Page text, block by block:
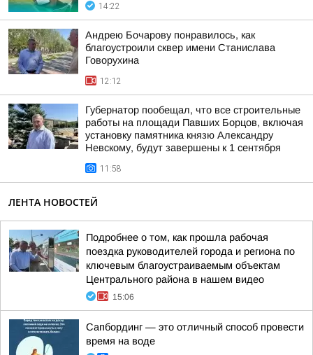
14:22
Андрею Бочарову понравилось, как
благоустроили сквер имени Станислава
Говорухина
12:12
Губернатор пообещал, что все строительные
работы на площади Павших Борцов, включая
установку памятника князю Александру
Невскому, будут завершены к 1 сентября
11:58
ЛЕНТА НОВОСТЕЙ
Подробнее о том, как прошла рабочая
поездка руководителей города и региона по
ключевым благоустраиваемым объектам
Центрального района в нашем видео
15:06
Сапбординг — это отличный способ провести
время на воде